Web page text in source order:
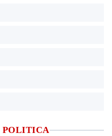
POLITICA